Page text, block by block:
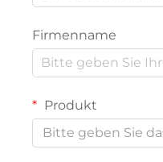
Firmenname
Produkt
Bitte geben Sie